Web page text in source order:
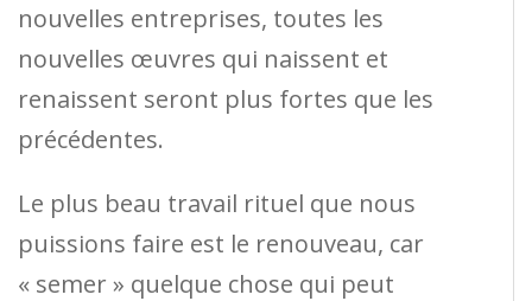
nouvelles entreprises, toutes les
nouvelles œuvres qui naissent et
renaissent seront plus fortes que les
précédentes.
Le plus beau travail rituel que nous
puissions faire est le renouveau, car
« semer » quelque chose qui peut